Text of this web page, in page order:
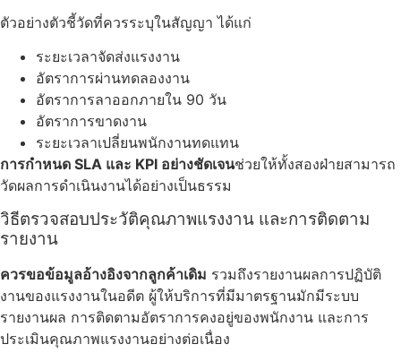
ตัวอย่างตัวชี้วัดที่ควรระบุในสัญญา ได้แก่
ระยะเวลาจัดส่งแรงงาน
อัตราการผ่านทดลองงาน
อัตราการลาออกภายใน 90 วัน
อัตราการขาดงาน
ระยะเวลาเปลี่ยนพนักงานทดแทน
การกำหนด SLA และ KPI อย่างชัดเจนช่วยให้ทั้งสองฝ่ายสามารถ
วัดผลการดำเนินงานได้อย่างเป็นธรรม
วิธีตรวจสอบประวัติคุณภาพแรงงาน และการติดตาม
รายงาน
ควรขอข้อมูลอ้างอิงจากลูกค้าเดิม รวมถึงรายงานผลการปฏิบัติ
งานของแรงงานในอดีต ผู้ให้บริการที่มีมาตรฐานมักมีระบบ
รายงานผล การติดตามอัตราการคงอยู่ของพนักงาน และการ
ประเมินคุณภาพแรงงานอย่างต่อเนื่อง